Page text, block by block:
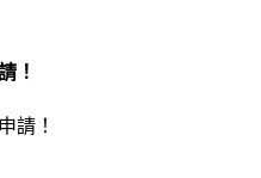
！